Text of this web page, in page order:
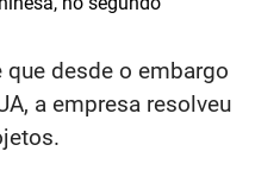
que desde o embargo
a empresa resolveu